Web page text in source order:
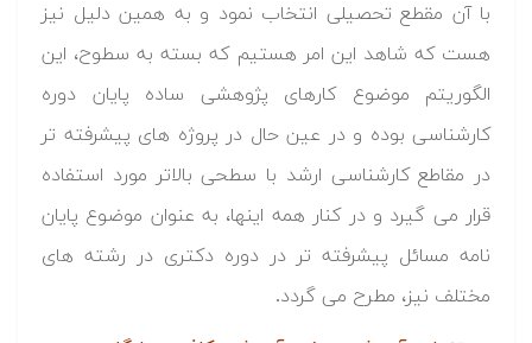
با آن مقطع تحصیلی انتخاب نمود و به همین دلیل نیز
هست که شاهد این امر هستیم که بسته به سطوح، این
الگوریتم موضوع کارهای پژوهشی ساده پایان دوره
کارشناسی بوده و در عین حال در پروژه های پیشرفته تر
در مقاطع کارشناسی ارشد با سطحی بالاتر مورد استفاده
قرار می گیرد و در کنار همه اینها، به عنوان موضوع پایان
نامه مسائل پیشرفته تر در دوره دکتری در رشته های
مختلف نیز، مطرح می گردد.